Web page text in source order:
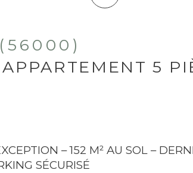
5
– 152 M² AU SOL –
SÉCURISÉ